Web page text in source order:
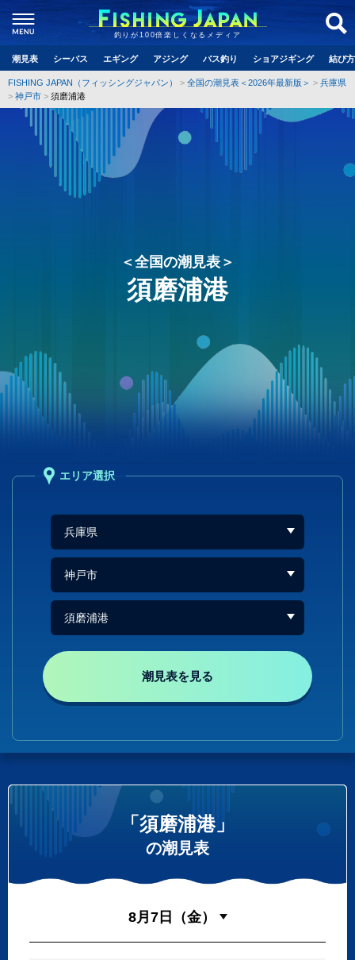
釣りが100倍楽しくなるメディア
潮見表 シーバス エギング アジング バス釣り ショアジギング 結び
FISHING JAPAN（フィッシングジャパン） 全国の潮見表＜2026年最新版＞
兵庫県
神戸市
須磨浦港
＜全国の潮見表＞
須磨浦港
エリア選択
潮見表を見る
「須磨浦港」
の潮見表